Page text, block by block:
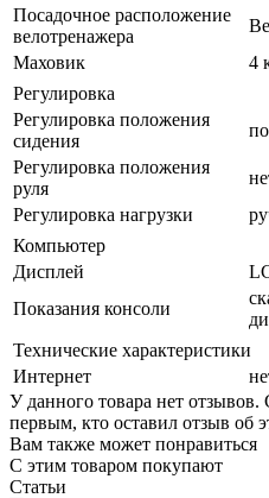
Посадочное расположение
велотренажера
Маховик
4
Регулировка
Регулировка положения
сидения
Регулировка положения
руля
Регулировка нагрузки
Компьютер
Дисплей
Показания консоли
Технические характеристики
Интернет
У данного товара нет отзывов.
первым, кто оставил отзыв об
Вам также может понравиться
С этим товаром покупают
Статьи